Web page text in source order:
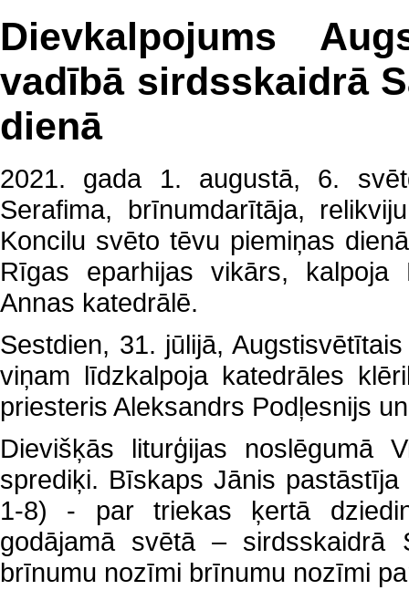
Dievkalpojums
vadībā sirdsskaidrā
dienā
2021. gada 1. augustā, 6.
Serafima, brīnumdarītāja,
Koncilu svēto tēvu piemiņas
Rīgas eparhijas vikārs, kalpoja
Annas katedrālē.
Sestdien, 31. jūlijā,
viņam līdzkalpoja katedrāles
priesteris Aleksandrs Podļesnijs
Dievišķās liturģijas noslēgumā
sprediķi. Bīskaps Jānis
1-8) - par triekas ķertā
godājamā svētā – sirdsskaidrā
brīnumu nozīmi brīnumu nozīmi